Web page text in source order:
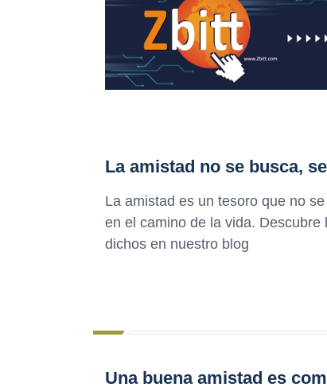
La amistad no se busca,
La amistad es un tesoro que no
en el camino de la vida.
dichos en nuestro blog
Una buena amistad es